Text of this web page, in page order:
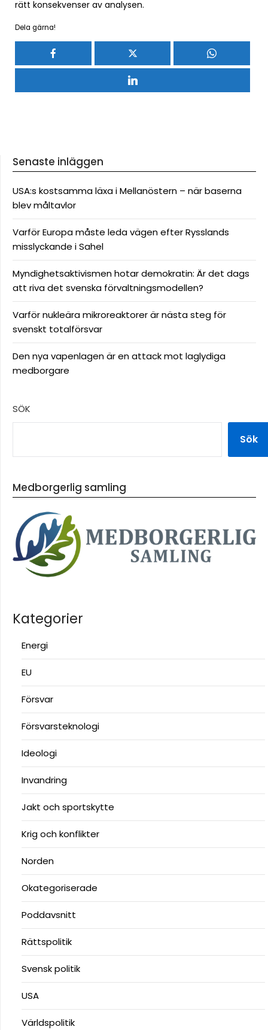
rätt konsekvenser av analysen.
Dela gärna!
Senaste inläggen
USA:s kostsamma läxa i Mellanöstern – när baserna
blev måltavlor
Varför Europa måste leda vägen efter Rysslands
misslyckande i Sahel
Myndighetsaktivismen hotar demokratin: Är det dags
att riva det svenska förvaltningsmodellen?
Varför nukleära mikroreaktorer är nästa steg för
svenskt totalförsvar
Den nya vapenlagen är en attack mot laglydiga
medborgare
SÖK
Sök
Medborgerlig samling
Kategorier
Energi
EU
Försvar
Försvarsteknologi
Ideologi
Invandring
Jakt och sportskytte
Krig och konflikter
Norden
Okategoriserade
Poddavsnitt
Rättspolitik
Svensk politik
USA
Världspolitik